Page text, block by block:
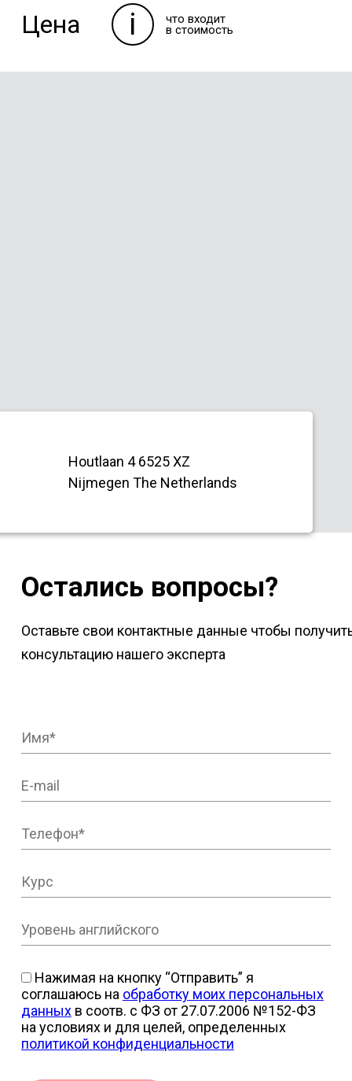
Цена i что входит
в стоимость
Houtlaan 4 6525 XZ
Nijmegen The Netherlands
Остались вопросы?
Оставьте свои контактные данные чтобы
консультацию нашего эксперта
Нажимая на кнопку “Отправить” я
соглашаюсь на обработку моих персональных
данныхв соотв. с ФЗ от 27.07.2006 №152-ФЗ
на условиях и для целей, определенных
политикой конфиденциальности